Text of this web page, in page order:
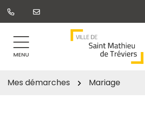
Aller
MENU
Mes démarches Mariage